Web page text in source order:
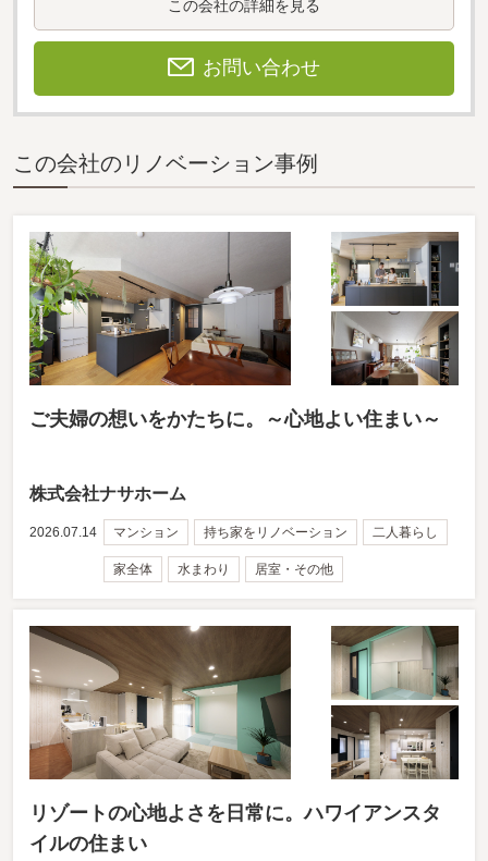
この会社の詳細を見る
お問い合わせ
この会社のリノベーション事例
ご夫婦の想いをかたちに。～心地よい住まい～
株式会社ナサホーム
2026.07.14 マンション 持ち家をリノベーション 二人暮らし
家全体 水まわり 居室・その他
リゾートの心地よさを日常に。ハワイアンスタ
イルの住まい